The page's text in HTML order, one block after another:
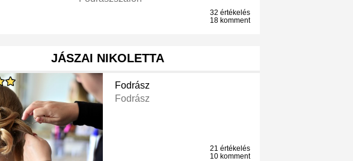
32 értékelés
18 komment
JÁSZAI NIKOLETTA
Fodrász
Fodrász
21 értékelés
10 komment